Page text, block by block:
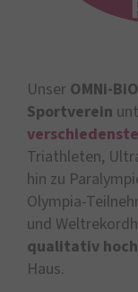
Unser OMNi-
Sportverein
Triathleten,
hin zu
Olympia-
und
qualitativ
Haus.